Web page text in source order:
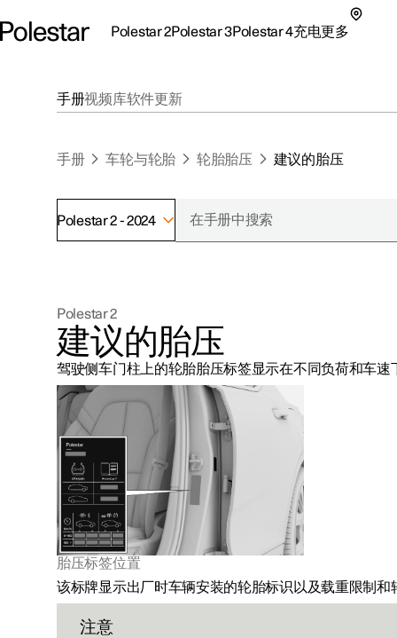
Polestar 2Polestar 3Polestar 4充电更多
联系我们
极星官方二手车
探索Polestar 3
联系我们
公共充电
家庭充电
车主服务
注册新闻
（在新窗
手册视频库软件更新
手册 车轮与轮胎 轮胎胎压 建议的胎压
Polestar 2 - 2024
Polestar 2
建议的胎压
驾驶侧车门柱上的轮胎胎压标签显示在不同负荷和车速
胎压标签位置
该标牌显示出厂时车辆安装的轮胎标识以及载重限制和
注意